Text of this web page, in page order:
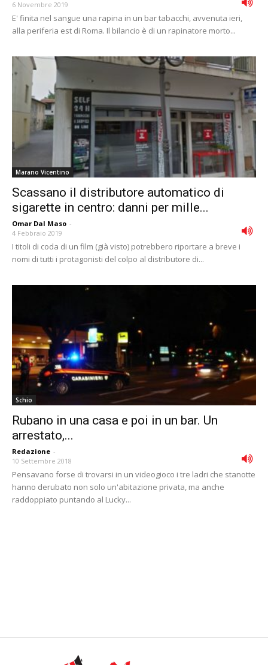
6 Novembre 2019
E' finita nel sangue una rapina in un bar tabacchi, avvenuta ieri,
alla periferia est di Roma. Il bilancio è di un rapinatore morto...
Marano Vicentino
Scassano il distributore automatico di
sigarette in centro: danni per mille...
Omar Dal Maso -
4 Febbraio 2019
I titoli di coda di un film (già visto) potrebbero riportare a breve i
nomi di tutti i protagonisti del colpo al distributore di...
Schio
Rubano in una casa e poi in un bar. Un
arrestato,...
Redazione -
10 Settembre 2018
Pensavano forse di trovarsi in un videogioco i tre ladri che stanotte
hanno derubato non solo un'abitazione privata, ma anche
raddoppiato puntando al Lucky...